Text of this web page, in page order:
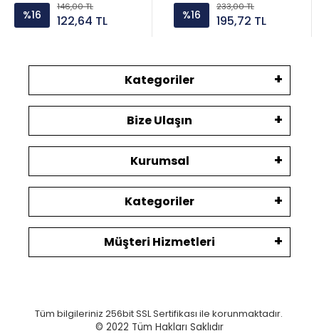
%16
146,00 TL
122,64 TL %16
233,00 TL
195,72 TL
Kategoriler
Bize Ulaşın
Kurumsal
Kategoriler
Müşteri Hizmetleri
Tüm bilgileriniz 256bit SSL Sertifikası ile korunmaktadır.
© 2022 Tüm Hakları Saklıdır